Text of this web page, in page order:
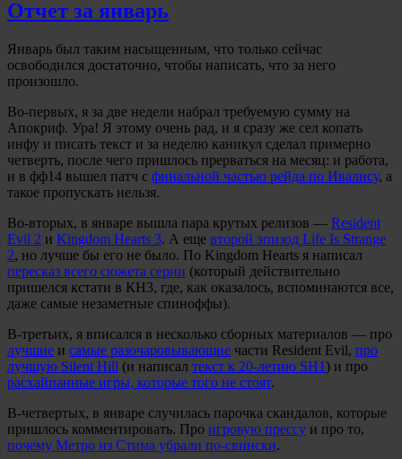
Отчет за январь
Январь был таким насыщенным, что только сейчас
освободился достаточно, чтобы написать, что за него
произошло.
Во-первых, я за две недели набрал требуемую сумму на
Апокриф. Ура! Я этому очень рад, и я сразу же сел копать
инфу и писать текст и за неделю каникул сделал примерно
четверть, после чего пришлось прерваться на месяц: и работа,
и в фф14 вышел патч с финальной частью рейда по Ивалису, а
такое пропускать нельзя.
Во-вторых, в январе вышла пара крутых релизов — Resident
Evil 2 и Kingdom Hearts 3. А еще второй эпизод Life Is Strange
2, но лучше бы его не было. По Kingdom Hearts я написал
пересказ всего сюжета серии (который действительно
пришелся кстати в КН3, где, как оказалось, вспоминаются все,
даже самые незаметные спиноффы).
В-третьих, я вписался в несколько сборных материалов — про
лучшие и самые разочаровывающие части Resident Evil, про
лучшую Silent Hill (и написал текст к 20-летию SH1 ) и про
расхайпанные игры, которые того не стоят.
В-четвертых, в январе случилась парочка скандалов, которые
пришлось комментировать. Про игровую прессу и про то,
почему Метро из Стима убрали по-свински.